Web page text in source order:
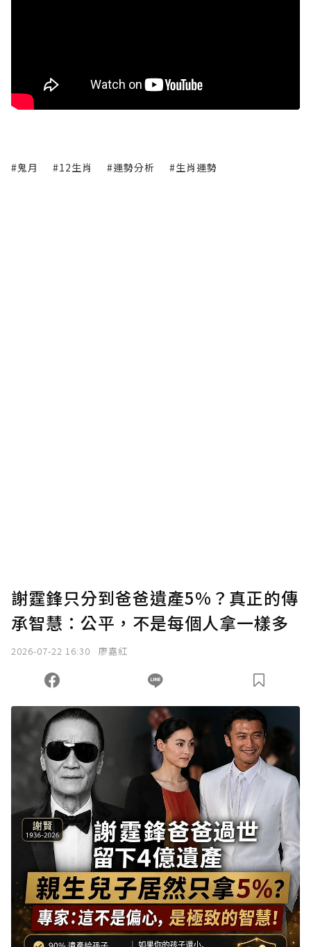
#鬼月 #12生肖 #運勢分析 #生肖運勢
謝霆鋒只分到爸爸遺產5%？真正的傳
承智慧：公平，不是每個人拿一樣多
2026-07-22 16:30 廖嘉紅